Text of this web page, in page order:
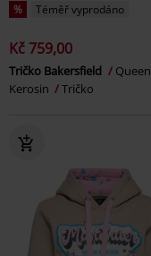
% Téměř vyprodáno
Kč 759,00
Tričko Bakersfield
Queen
Kerosin
Tričko